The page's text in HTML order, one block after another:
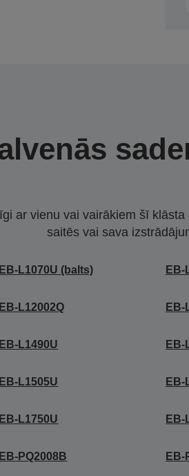
ar vienu vai vairākiem šī
saitēs vai sava
EB-L1070U (balts) EB-
EB-L12002Q EB-
EB-L1490U EB-
EB-L1505U EB-
EB-L1750U EB-
EB-PQ2008B EB-